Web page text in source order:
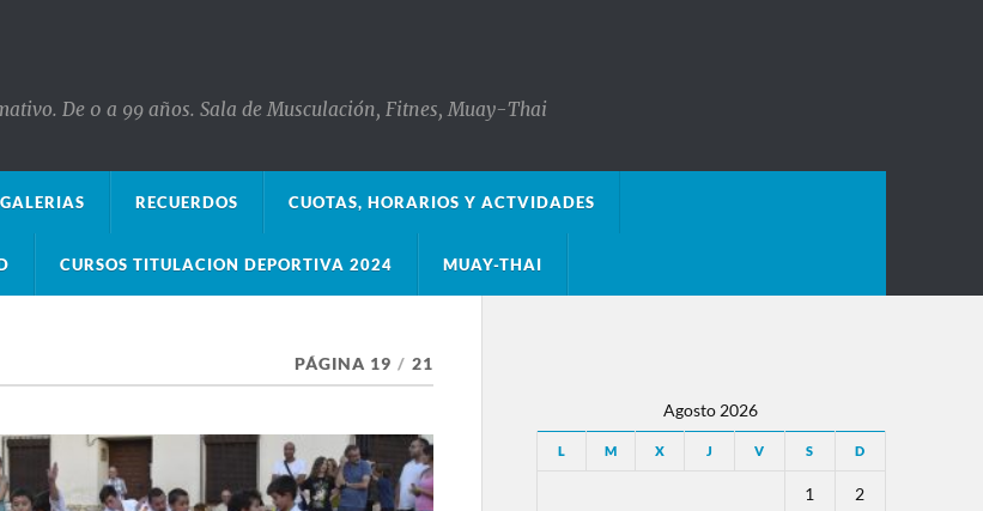
De 0 a 99 años. Sala de Musculación, Fitnes, Muay-Thai
GALERIAS RECUERDOS CUOTAS, HORARIOS Y ACTVIDADES
CURSOS TITULACION DEPORTIVA 2024 MUAY-THAI
PÁGINA 19 / 21
Agosto 2026
L M X J V S D
1 2